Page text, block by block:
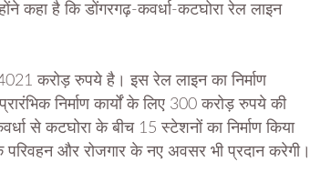
कहा है कि डोंगरगढ़-कवर्धा-कटघोरा रेल लाइन
करोड़ रुपये है। इस रेल लाइन का निर्माण
निर्माण कार्यों के लिए 300 करोड़ रुपये की
से कटघोरा के बीच 15 स्टेशनों का निर्माण किया
परिवहन और रोजगार के नए अवसर भी प्रदान करेगी।